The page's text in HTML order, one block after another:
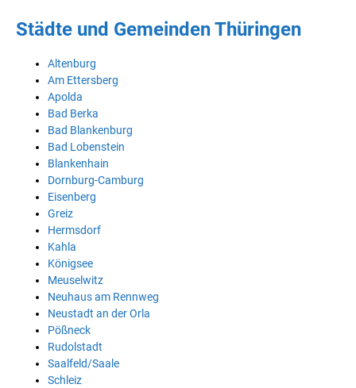
Städte und Gemeinden Thüringen
Altenburg
Am Ettersberg
Apolda
Bad Berka
Bad Blankenburg
Bad Lobenstein
Blankenhain
Dornburg-Camburg
Eisenberg
Greiz
Hermsdorf
Kahla
Königsee
Meuselwitz
Neuhaus am Rennweg
Neustadt an der Orla
Pößneck
Rudolstadt
Saalfeld/Saale
Schleiz